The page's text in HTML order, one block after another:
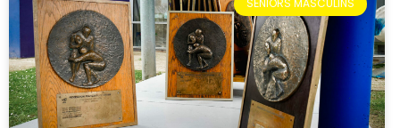
SÉNIORS MASCULINS